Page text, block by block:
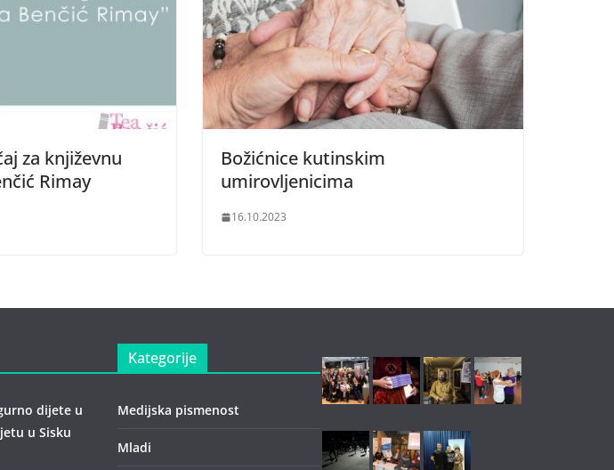
za književnu
Rimay
Božićnice kutinskim
umirovljenicima
16.10.2023
dijete u
u Sisku
Kategorije
Medijska pismenost
Mladi